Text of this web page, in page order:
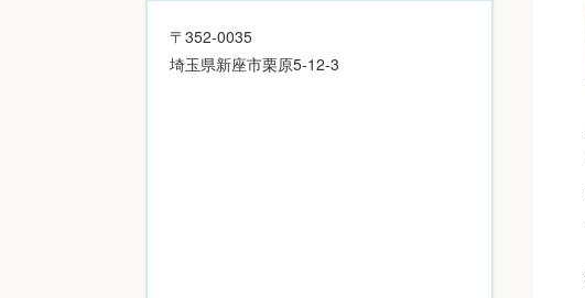
〒352-0035
埼玉県新座市栗原5-12-3